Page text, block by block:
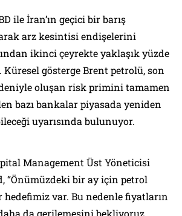
ile İran’ın geçici bir barış
arz kesintisi endişelerini
ikinci çeyrekte yaklaşık yüzde
Küresel gösterge Brent petrolü, son
oluşan risk primini tamamen
bazı bankalar piyasada yeniden
uyarısında bulunuyor.
Management Üst Yöneticisi
“Önümüzdeki bir ay için petrol
hedefimiz var. Bu nedenle fiyatların
da gerilemesini bekliyoruz.